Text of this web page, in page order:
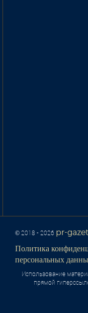
© 2018 - 2026 pr-
Политика
персональных
Использование
прямой